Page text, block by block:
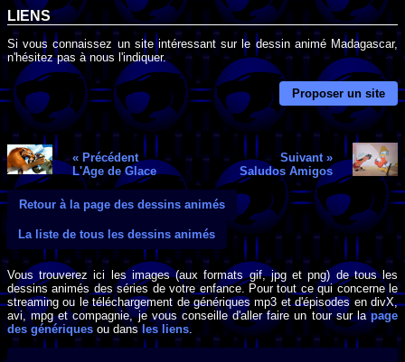
LIENS
Si vous connaissez un site intéressant sur le dessin animé Madagascar,
n'hésitez pas à nous l'indiquer.
Proposer un site
« Précédent
L'Age de Glace
Suivant »
Saludos Amigos
Retour à la page des dessins animés
La liste de tous les dessins animés
Vous trouverez ici les images (aux formats gif, jpg et png) de tous les
dessins animés des séries de votre enfance. Pour tout ce qui concerne le
streaming ou le téléchargement de génériques mp3 et d'épisodes en divX,
avi, mpg et compagnie, je vous conseille d'aller faire un tour sur lapage
des génériques ou dansles liens.